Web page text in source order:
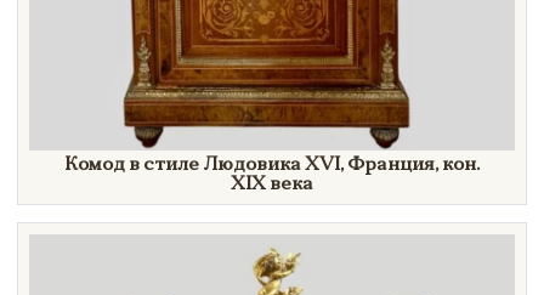
Производитель
Комод в стиле Людовика XVI, Франция, кон.
XIX века